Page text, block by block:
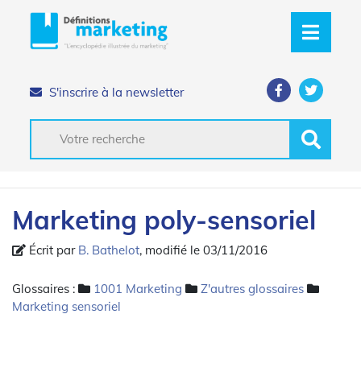
S'inscrire à la newsletter
Marketing poly-sensoriel
Écrit par B. Bathelot, modifié le 03/11/2016
Glossaires : 1001 Marketing
Z'autres glossaires
Marketing sensoriel